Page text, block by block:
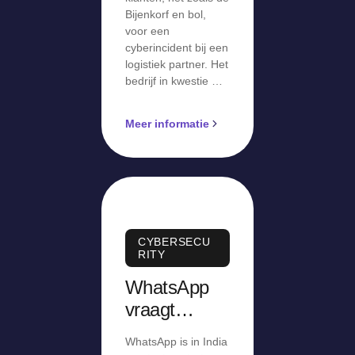
Bijenkorf en bol,
voor een
cyberincident bij een
logistiek partner. Het
bedrijf in kwestie …
Meer informatie
CYBERSECU
RITY
WhatsApp
vraagt
WhatsApp is in India